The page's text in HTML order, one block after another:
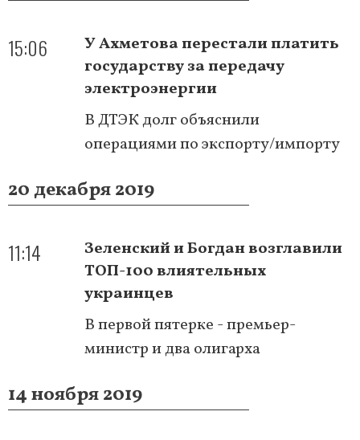
15:06
У Ахметова перестали платить
государству за передачу
электроэнергии
В ДТЭК долг объяснили
операциями по экспорту/импорту
20 декабря 2019
11:14
Зеленский и Богдан возглавили
ТОП-100 влиятельных
украинцев
В первой пятерке - премьер-
министр и два олигарха
14 ноября 2019